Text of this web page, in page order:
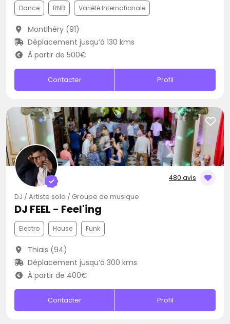
Dance RNB Variété Internationale
Montlhéry (91)
Déplacement jusqu’à 130 kms
À partir de 500€
Contacter Profil
480 avis
DJ / Artiste solo / Groupe de musique
DJ FEEL - Feel'ing
Electro House Funk
Thiais (94)
Déplacement jusqu’à 300 kms
À partir de 400€
Contacter Profil